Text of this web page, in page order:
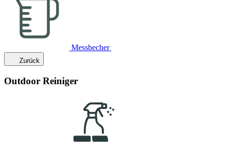
Messbecher
Zurück
Outdoor Reiniger